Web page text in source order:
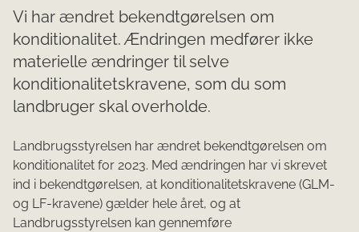
Vi har ændret bekendtgørelsen om
konditionalitet. Ændringen medfører ikke
materielle ændringer til selve
konditionalitetskravene, som du som
landbruger skal overholde.
Landbrugsstyrelsen har ændret bekendtgørelsen om
konditionalitet for 2023. Med ændringen har vi skrevet
ind i bekendtgørelsen, at konditionalitetskravene (GLM-
og LF-kravene) gælder hele året, og at
Landbrugsstyrelsen kan gennemføre